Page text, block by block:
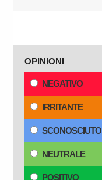
OPINIONI
NEGATIVO
IRRITANTE
SCONOSCIUTO
NEUTRALE
POSITIVO